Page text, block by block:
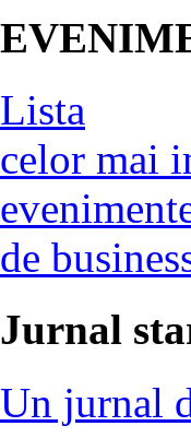
Lista
celor mai
de
Jurnal
Un jurnal